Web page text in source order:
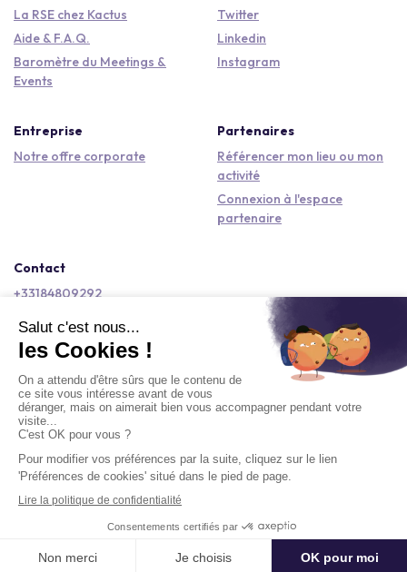
Demander un devis
Délai moyen de réponse : Moins d'un jour ouvré
La RSE chez Kactus
Aide & F.A.Q.
Baromètre du Meetings &
Events
Twitter
Linkedin
Instagram
Entreprise
Notre offre corporate
Partenaires
Référencer mon lieu ou mon
activité
Connexion à l'espace
partenaire
Contact
+33184809292
Copyright © 2026 Kactus Tous droits réservés
Conditions générales d'utilisation
Mentions légales
Signaler un contenu